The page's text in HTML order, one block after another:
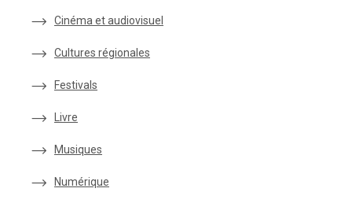
Cinéma et audiovisuel
Cultures régionales
Festivals
Livre
Musiques
Numérique